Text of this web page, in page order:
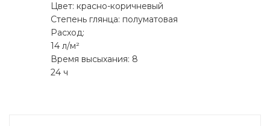
Цвет: красно-коричневый
Степень глянца: полуматовая
Расход:
14 л/м²
Время высыхания: 8
24 ч